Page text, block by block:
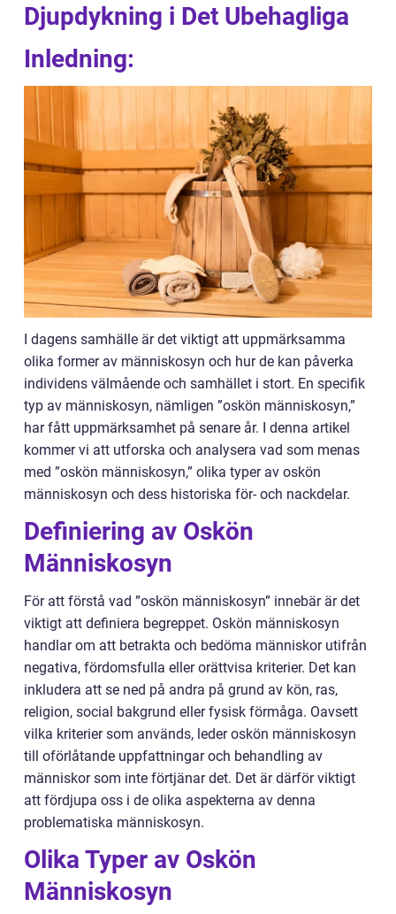
Djupdykning i Det Ubehagliga
Inledning:
I dagens samhälle är det viktigt att uppmärksamma
olika former av människosyn och hur de kan påverka
individens välmående och samhället i stort. En specifik
typ av människosyn, nämligen ”oskön människosyn,”
har fått uppmärksamhet på senare år. I denna artikel
kommer vi att utforska och analysera vad som menas
med ”oskön människosyn,” olika typer av oskön
människosyn och dess historiska för- och nackdelar.
Definiering av Oskön
Människosyn
För att förstå vad ”oskön människosyn” innebär är det
viktigt att definiera begreppet. Oskön människosyn
handlar om att betrakta och bedöma människor utifrån
negativa, fördomsfulla eller orättvisa kriterier. Det kan
inkludera att se ned på andra på grund av kön, ras,
religion, social bakgrund eller fysisk förmåga. Oavsett
vilka kriterier som används, leder oskön människosyn
till oförlåtande uppfattningar och behandling av
människor som inte förtjänar det. Det är därför viktigt
att fördjupa oss i de olika aspekterna av denna
problematiska människosyn.
Olika Typer av Oskön
Människosyn